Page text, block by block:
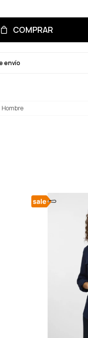
COMPRAR
envío
Hombre